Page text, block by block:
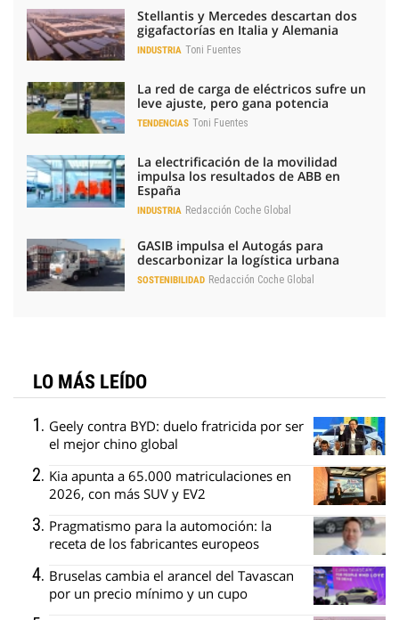
Stellantis y Mercedes descartan dos
gigafactorías en Italia y Alemania
INDUSTRIA Toni Fuentes
La red de carga de eléctricos sufre un
leve ajuste, pero gana potencia
TENDENCIAS Toni Fuentes
La electrificación de la movilidad
impulsa los resultados de ABB en
España
INDUSTRIA Redacción Coche Global
GASIB impulsa el Autogás para
descarbonizar la logística urbana
SOSTENIBILIDAD Redacción Coche Global
LO MÁS LEÍDO
Geely contra BYD: duelo fratricida por ser
el mejor chino global
Kia apunta a 65.000 matriculaciones en
2026, con más SUV y EV2
Pragmatismo para la automoción: la
receta de los fabricantes europeos
Bruselas cambia el arancel del Tavascan
por un precio mínimo y un cupo